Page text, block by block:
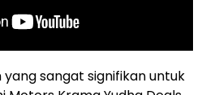
sangat signifikan untuk